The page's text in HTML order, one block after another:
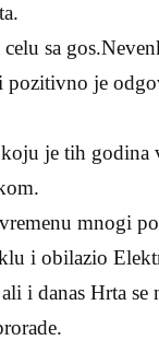
sa
pozitivno je
koju je tih
mnogi
i obilazio
i danas Hrta